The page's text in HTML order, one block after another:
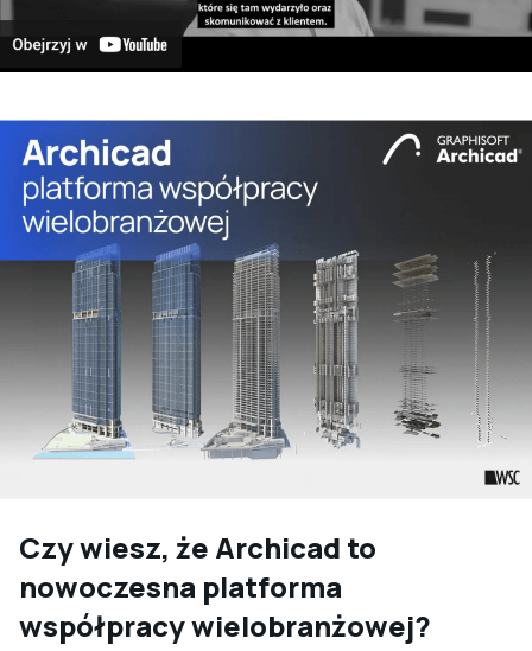
Czy wiesz, że Archicad to
nowoczesna platforma
współpracy wielobranżowej?